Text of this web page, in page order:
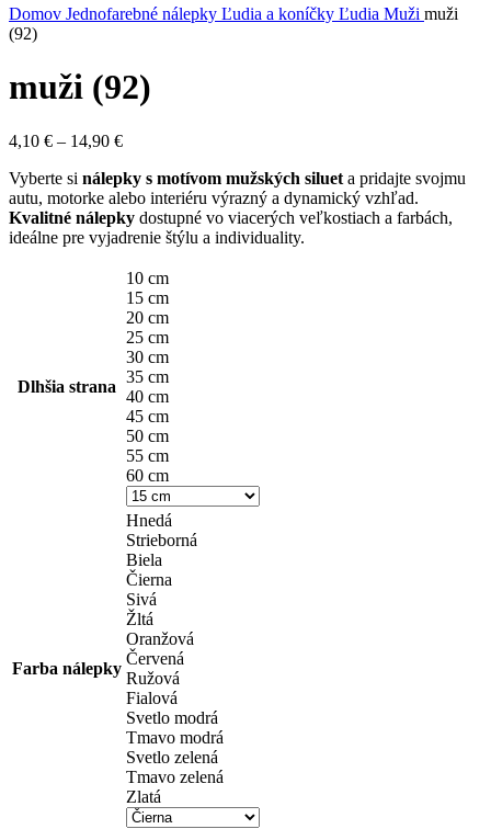
Domov Jednofarebné nálepky Ľudia a koníčky Ľudia Muži muži
(92)
muži (92)
4,10 € – 14,90 €Price
4,10 €
through
14,90 €
Vyberte si nálepky s motívom mužských siluet a pridajte svojmu
autu, motorke alebo interiéru výrazný a dynamický vzhľad.
Kvalitné nálepky dostupné vo viacerých veľkostiach a farbách,
ideálne pre vyjadrenie štýlu a individuality.
Dlhšia strana
10 cm
15 cm
20 cm
25 cm
30 cm
35 cm
40 cm
45 cm
50 cm
55 cm
60 cm
Farba nálepky
Hnedá
Strieborná
Biela
Čierna
Sivá
Žltá
Oranžová
Červená
Ružová
Fialová
Svetlo modrá
Tmavo modrá
Svetlo zelená
Tmavo zelená
Zlatá